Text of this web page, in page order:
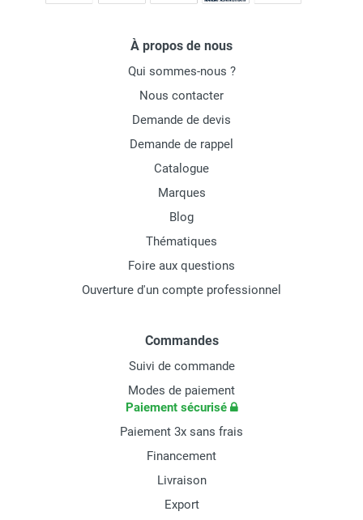
À propos de nous
Qui sommes-nous ?
Nous contacter
Demande de devis
Demande de rappel
Catalogue
Marques
Blog
Thématiques
Foire aux questions
Ouverture d'un compte professionnel
Commandes
Suivi de commande
Modes de paiement
Paiement sécurisé
Paiement 3x sans frais
Financement
Livraison
Export